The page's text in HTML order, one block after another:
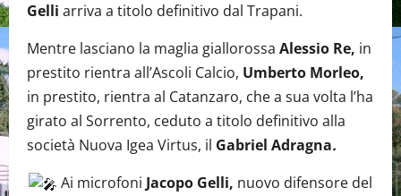
Gelli arriva a titolo definitivo dal Trapani.
Mentre lasciano la maglia giallorossa Alessio Re, in
prestito rientra all’Ascoli Calcio, Umberto Morleo,
in prestito, rientra al Catanzaro, che a sua volta l’ha
girato al Sorrento, ceduto a titolo definitivo alla
società Nuova Igea Virtus, il Gabriel Adragna.
Ai microfoni Jacopo Gelli, nuovo difensore del